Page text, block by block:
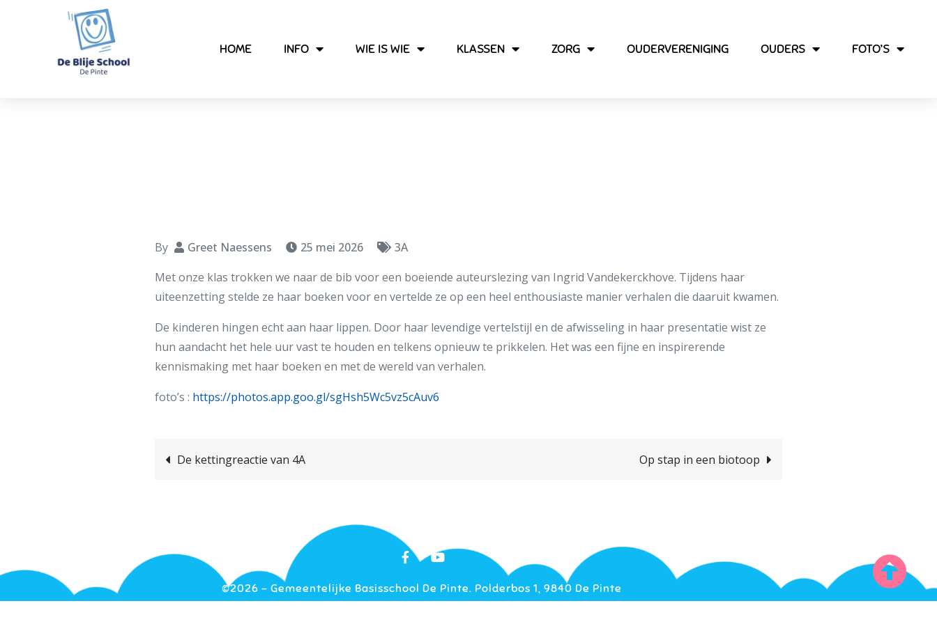
HOME INFO WIE IS WIE KLASSEN ZORG OUDERVERENIGING OUDERS FOTO’S
By Greet Naessens 25 mei 2026
3A
Met onze klas trokken we naar de bib voor een boeiende auteurslezing van Ingrid Vandekerckhove. Tijdens haar
uiteenzetting stelde ze haar boeken voor en vertelde ze op een heel enthousiaste manier verhalen die daaruit kwamen.
De kinderen hingen echt aan haar lippen. Door haar levendige vertelstijl en de afwisseling in haar presentatie wist ze
hun aandacht het hele uur vast te houden en telkens opnieuw te prikkelen. Het was een fijne en inspirerende
kennismaking met haar boeken en met de wereld van verhalen.
foto’s : https://photos.app.goo.gl/sgHsh5Wc5vz5cAuv6
De kettingreactie van 4A Op stap in een biotoop
©2026 - Gemeentelijke Basisschool De Pinte. Polderbos 1, 9840 De Pinte